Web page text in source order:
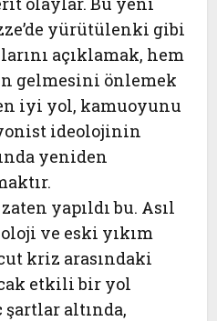
yürütülenki gibi
açıklamak, hem
gelmesini önlemek
iyi yol, kamuoyunu
ideolojinin
yeniden
yapıldı bu. Asıl
ve eski yıkım
kriz arasındaki
etkili bir yol
altında,